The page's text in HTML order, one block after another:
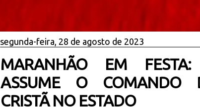
segunda-feira, 28 de agosto de 2023
MARANHÃO EM
ASSUME O COMANDO
CRISTÃ NO ESTADO